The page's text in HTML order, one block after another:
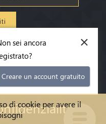
di cookie per avere il
State® ×
sei ancora
Creare un account gratuito